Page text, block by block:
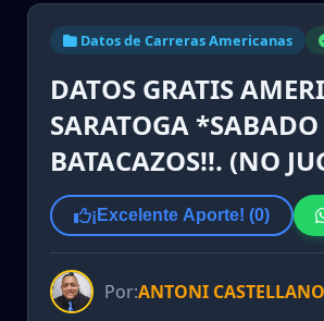
Datos de Carreras Americanas
DATOS GRATIS
SARATOGA
BATACAZOS!!. (NO
¡Excelente Aporte! (0)
Por:ANTONI CASTELLANO